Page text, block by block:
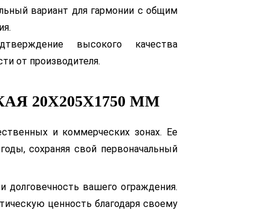
вариант для гармонии с общим
высокого качества
от производителя.
20Х205Х1750 ММ
и коммерческих зонах. Ее
сохраняя свой первоначальный
вашего ограждения.
ценность благодаря своему